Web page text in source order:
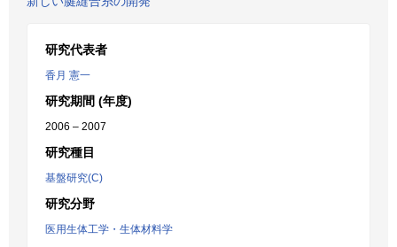
研究代表者
香月 憲一
研究期間 (年度)
2006 – 2007
研究種目
基盤研究(C)
研究分野
医用生体工学・生体材料学